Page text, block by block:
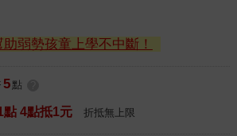
弱勢孩童上學不中斷！
5 點
點 4點抵1元 折抵無上限